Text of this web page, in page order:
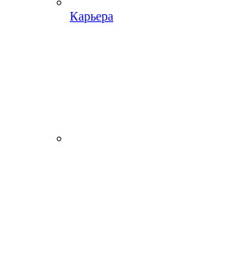
Карьера